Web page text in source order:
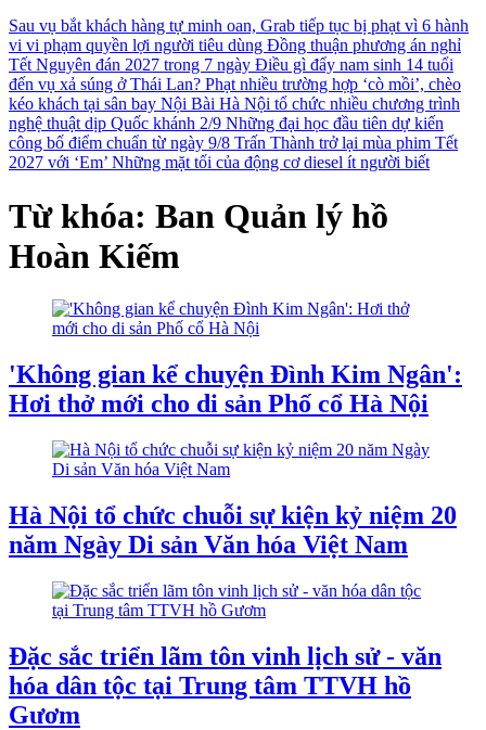
Sau vụ bắt khách hàng tự minh oan, Grab tiếp tục bị phạt vì 6 hành
vi vi phạm quyền lợi người tiêu dùng Đồng thuận phương án nghỉ
Tết Nguyên đán 2027 trong 7 ngày Điều gì đẩy nam sinh 14 tuổi
đến vụ xả súng ở Thái Lan? Phạt nhiều trường hợp ‘cò mồi’, chèo
kéo khách tại sân bay Nội Bài Hà Nội tổ chức nhiều chương trình
nghệ thuật dịp Quốc khánh 2/9 Những đại học đầu tiên dự kiến
công bố điểm chuẩn từ ngày 9/8 Trấn Thành trở lại mùa phim Tết
2027 với ‘Em’ Những mặt tối của động cơ diesel ít người biết
Từ khóa: Ban Quản lý hồ
Hoàn Kiếm
'Không gian kể chuyện Đình Kim Ngân':
Hơi thở mới cho di sản Phố cổ Hà Nội
Hà Nội tổ chức chuỗi sự kiện kỷ niệm 20
năm Ngày Di sản Văn hóa Việt Nam
Đặc sắc triển lãm tôn vinh lịch sử - văn
hóa dân tộc tại Trung tâm TTVH hồ
Gươm